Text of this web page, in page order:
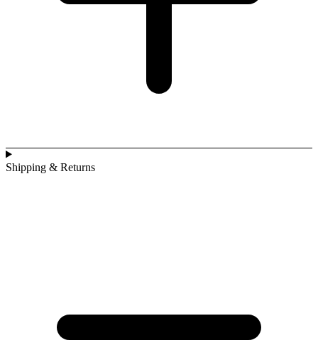
Shipping & Returns